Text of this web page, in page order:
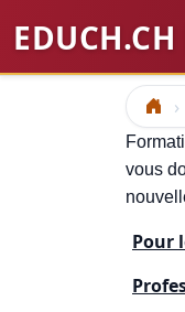
EDUCH.CH
Accueil
vous
Pour